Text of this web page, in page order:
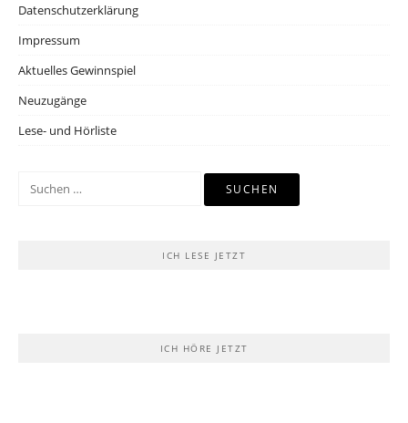
Datenschutzerklärung
Impressum
Aktuelles Gewinnspiel
Neuzugänge
Lese- und Hörliste
Suchen
ICH LESE JETZT
ICH HÖRE JETZT